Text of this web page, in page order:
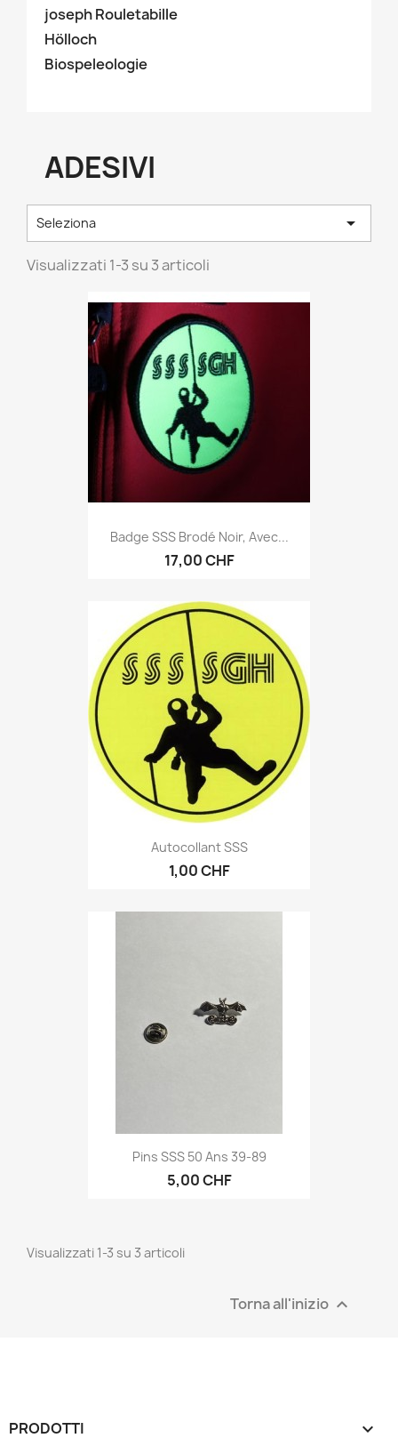
joseph Rouletabille
Hölloch
Biospeleologie
ADESIVI
Seleziona 
Visualizzati 1-3 su 3 articoli
Badge SSS Brodé Noir, Avec...
17,00 CHF
Autocollant SSS
1,00 CHF
Pins SSS 50 Ans 39-89
5,00 CHF
Visualizzati 1-3 su 3 articoli
Torna all'inizio 
PRODOTTI 